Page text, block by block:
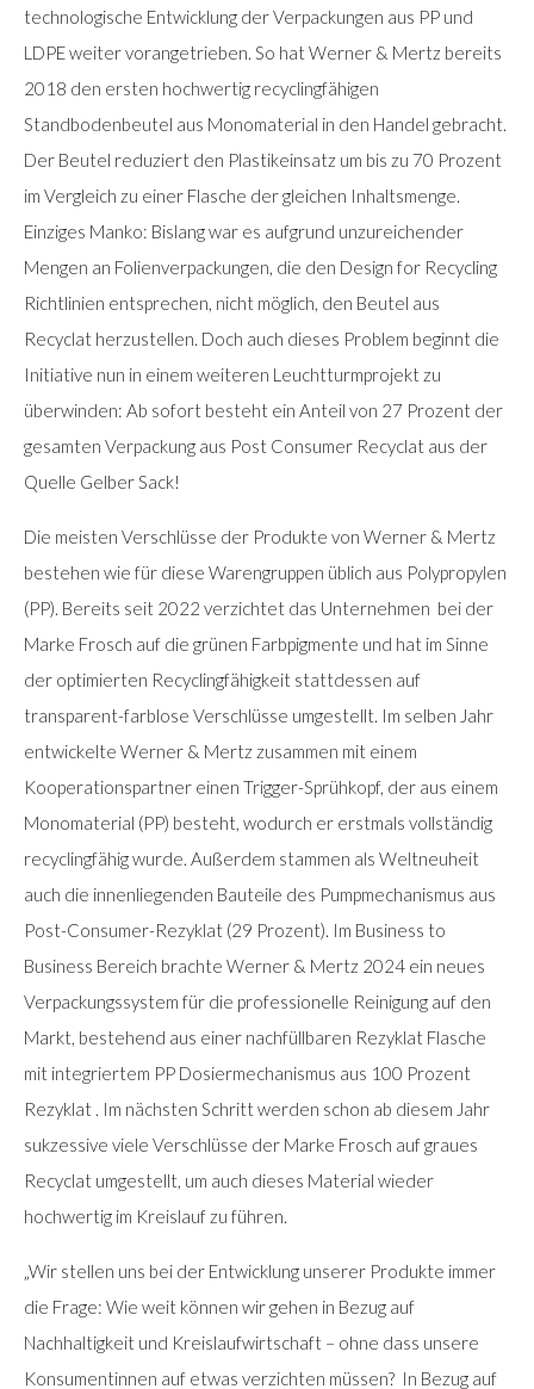
technologische Entwicklung der Verpackungen aus PP und
LDPE weiter vorangetrieben. So hat Werner & Mertz bereits
2018 den ersten hochwertig recyclingfähigen
Standbodenbeutel aus Monomaterial in den Handel gebracht.
Der Beutel reduziert den Plastikeinsatz um bis zu 70 Prozent
im Vergleich zu einer Flasche der gleichen Inhaltsmenge.
Einziges Manko: Bislang war es aufgrund unzureichender
Mengen an Folienverpackungen, die den Design for Recycling
Richtlinien entsprechen, nicht möglich, den Beutel aus
Recyclat herzustellen. Doch auch dieses Problem beginnt die
Initiative nun in einem weiteren Leuchtturmprojekt zu
überwinden: Ab sofort besteht ein Anteil von 27 Prozent der
gesamten Verpackung aus Post Consumer Recyclat aus der
Quelle Gelber Sack!
Die meisten Verschlüsse der Produkte von Werner & Mertz
bestehen wie für diese Warengruppen üblich aus Polypropylen
(PP). Bereits seit 2022 verzichtet das Unternehmen bei der
Marke Frosch auf die grünen Farbpigmente und hat im Sinne
der optimierten Recyclingfähigkeit stattdessen auf
transparent-farblose Verschlüsse umgestellt. Im selben Jahr
entwickelte Werner & Mertz zusammen mit einem
Kooperationspartner einen Trigger-Sprühkopf, der aus einem
Monomaterial (PP) besteht, wodurch er erstmals vollständig
recyclingfähig wurde. Außerdem stammen als Weltneuheit
auch die innenliegenden Bauteile des Pumpmechanismus aus
Post-Consumer-Rezyklat (29 Prozent). Im Business to
Business Bereich brachte Werner & Mertz 2024 ein neues
Verpackungssystem für die professionelle Reinigung auf den
Markt, bestehend aus einer nachfüllbaren Rezyklat Flasche
mit integriertem PP Dosiermechanismus aus 100 Prozent
Rezyklat . Im nächsten Schritt werden schon ab diesem Jahr
sukzessive viele Verschlüsse der Marke Frosch auf graues
Recyclat umgestellt, um auch dieses Material wieder
hochwertig im Kreislauf zu führen.
„Wir stellen uns bei der Entwicklung unserer Produkte immer
die Frage: Wie weit können wir gehen in Bezug auf
Nachhaltigkeit und Kreislaufwirtschaft – ohne dass unsere
Konsumentinnen auf etwas verzichten müssen? In Bezug auf